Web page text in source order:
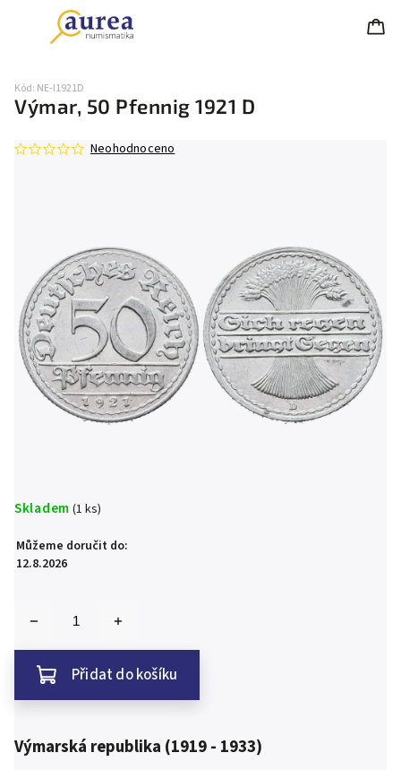
Výmar, 50 Pfennig 1921 D
Kód: NE-I1921D
Neohodnoceno
Skladem (1 ks)
Můžeme doručit do:
12.8.2026
Přidat do košíku
Výmarská republika (1919 - 1933)